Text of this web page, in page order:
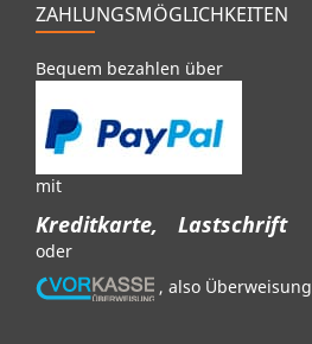
ZAHLUNGSMÖGLICHKEITEN
Bequem bezahlen über
mit
Kreditkarte, Lastschrift
oder
, also Überweisung